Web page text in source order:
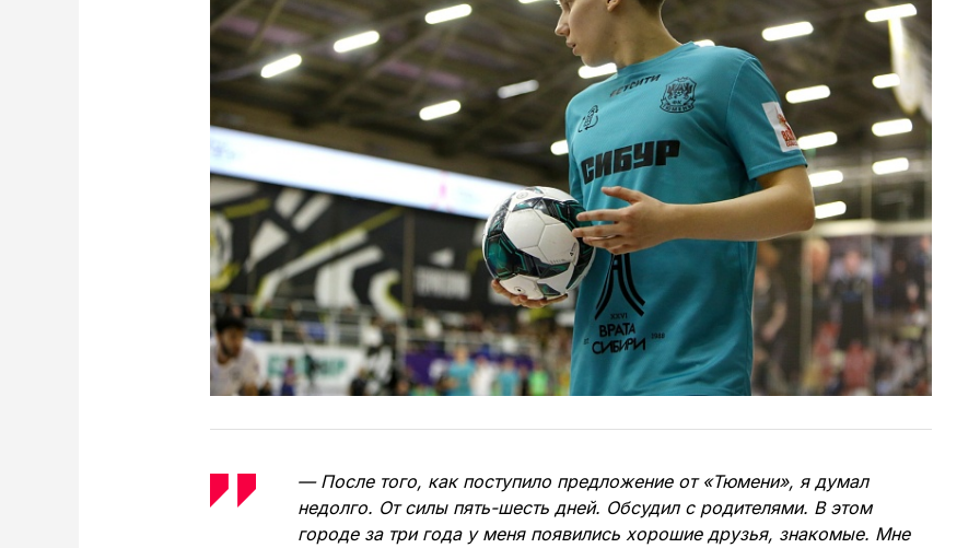
— После того, как поступило предложение от «Тюмени», я думал
недолго. От силы пять-шесть дней. Обсудил с родителями. В этом
городе за три года у меня появились хорошие друзья, знакомые. Мне